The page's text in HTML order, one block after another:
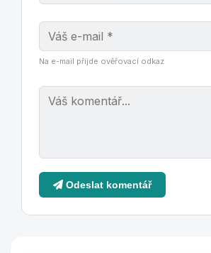
Na e-mail přijde ověřovací odkaz
Odeslat komentář